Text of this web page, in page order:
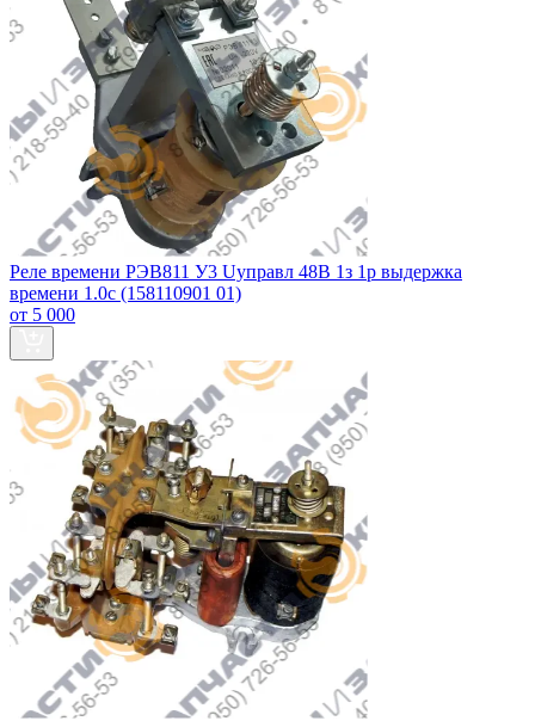
Реле времени РЭВ811 У3 Uуправл 48В 1з 1р выдержка
времени 1.0с (158110901 01)
от 5 000